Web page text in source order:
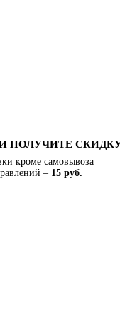
ПОЛУЧИТЕ
кроме самовывоза
– 15 руб.